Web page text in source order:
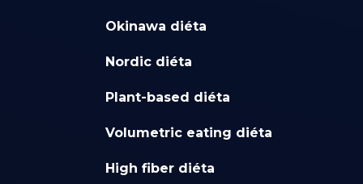
Okinawa diéta
Nordic diéta
Plant-based diéta
Volumetric eating diéta
High fiber diéta